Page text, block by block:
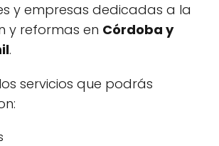
y empresas dedicadas a la
y reformas en Córdoba y
.
servicios que podrás